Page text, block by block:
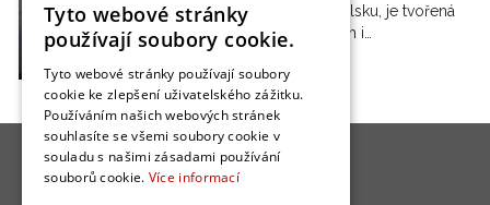
západním Polsku, je tvořená
řadou starších i…
Tyto webové stránky
používají soubory cookie.
Tyto webové stránky používají soubory
cookie ke zlepšení uživatelského zážitku.
Používáním našich webových stránek
souhlasíte se všemi soubory cookie v
souladu s našimi zásadami používání
souborů cookie. Více informací